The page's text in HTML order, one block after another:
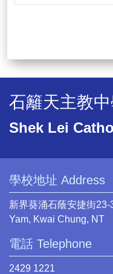
石籬天主教
Shek Lei
學校地址 Address
新界葵涌石蔭安捷街
Yam, Kwai Chung, NT
電話 Telephone
2429 1221